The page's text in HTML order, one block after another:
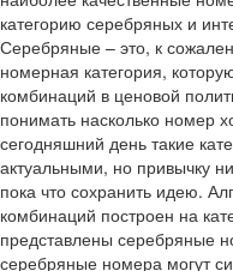
категорию серебряных и
Серебряные – это, к
номерная категория,
комбинаций в ценовой
понимать насколько номер
сегодняшний день такие
актуальными, но привычку
пока что сохранить идею.
комбинаций построен на
представлены серебряные
серебряные номера могут